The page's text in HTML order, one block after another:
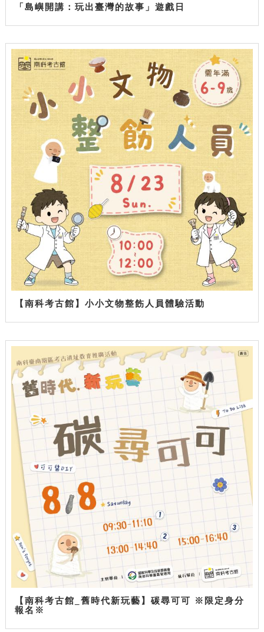
「島嶼開講：玩出臺灣的故事」遊戲日
【南科考古館】小小文物整飭人員體驗活動
【南科考古館_舊時代新玩藝】碳尋可可 ※限定身分
報名※